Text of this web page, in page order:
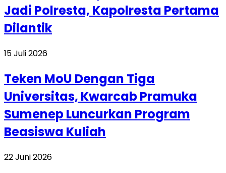
Jadi Polresta, Kapolresta Pertama
Dilantik
15 Juli 2026
Teken MoU Dengan Tiga
Universitas, Kwarcab Pramuka
Sumenep Luncurkan Program
Beasiswa Kuliah
22 Juni 2026